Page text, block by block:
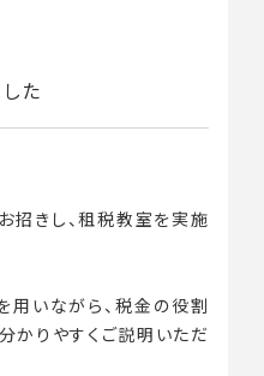
た
招きし、租税教室を実施
用いながら、税金の役割
かりやすくご説明いただ